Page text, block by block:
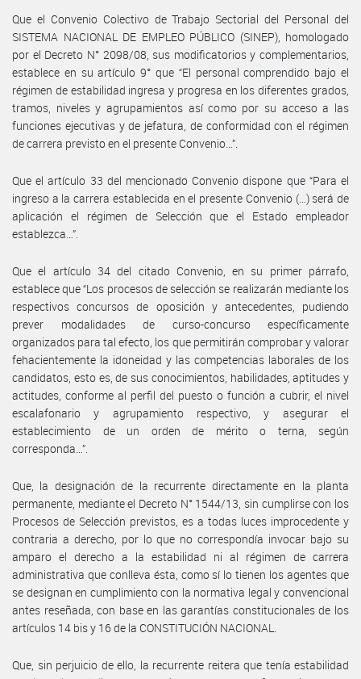
Que el Convenio Colectivo de Trabajo Sectorial del Personal del
SISTEMA NACIONAL DE EMPLEO PÚBLICO (SINEP), homologado
por el Decreto N° 2098/08, sus modificatorios y complementarios,
establece en su artículo 9° que “El personal comprendido bajo el
régimen de estabilidad ingresa y progresa en los diferentes grados,
tramos, niveles y agrupamientos así como por su acceso a las
funciones ejecutivas y de jefatura, de conformidad con el régimen
de carrera previsto en el presente Convenio…”.
Que el artículo 33 del mencionado Convenio dispone que “Para el
ingreso a la carrera establecida en el presente Convenio (…) será de
aplicación el régimen de Selección que el Estado empleador
establezca…”.
Que el artículo 34 del citado Convenio, en su primer párrafo,
establece que “Los procesos de selección se realizarán mediante los
respectivos concursos de oposición y antecedentes, pudiendo
prever modalidades de curso-concurso específicamente
organizados para tal efecto, los que permitirán comprobar y valorar
fehacientemente la idoneidad y las competencias laborales de los
candidatos, esto es, de sus conocimientos, habilidades, aptitudes y
actitudes, conforme al perfil del puesto o función a cubrir, el nivel
escalafonario y agrupamiento respectivo, y asegurar el
establecimiento de un orden de mérito o terna, según
corresponda…”.
Que, la designación de la recurrente directamente en la planta
permanente, mediante el Decreto N° 1544/13, sin cumplirse con los
Procesos de Selección previstos, es a todas luces improcedente y
contraria a derecho, por lo que no correspondía invocar bajo su
amparo el derecho a la estabilidad ni al régimen de carrera
administrativa que conlleva ésta, como sí lo tienen los agentes que
se designan en cumplimiento con la normativa legal y convencional
antes reseñada, con base en las garantías constitucionales de los
artículos 14 bis y 16 de la CONSTITUCIÓN NACIONAL.
Que, sin perjuicio de ello, la recurrente reitera que tenía estabilidad